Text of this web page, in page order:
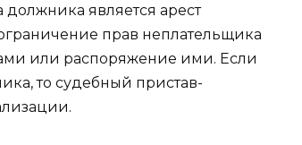
является арест
прав неплательщика
или распоряжение ими. Если
то судебный пристав-